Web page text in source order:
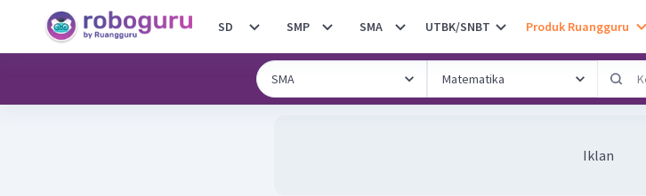
SD SMP SMA UTBK/SNBT Produk Ruangguru
Iklan